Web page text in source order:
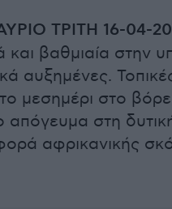
ΤΡΙΤΗ 16-04-
και βαθμιαία στην
αυξημένες.
μεσημέρι στο
απόγευμα στη
αφρικανικής